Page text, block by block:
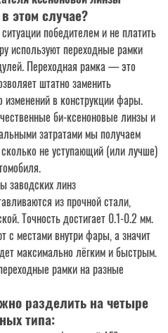
этом случае?
победителем и не платить
используют переходные рамки
Переходная рамка — это
штатно заменить
изменений в конструкции фары.
би-ксеноновые линзы и
затратами мы получаем
не уступающий (или лучше)
из прочной стали,
Точность достигает 0.1-0.2 мм.
с местами внутри фары, а значит
максимально лёгким и быстрым.
рамки на разные
разделить на четыре
типа: